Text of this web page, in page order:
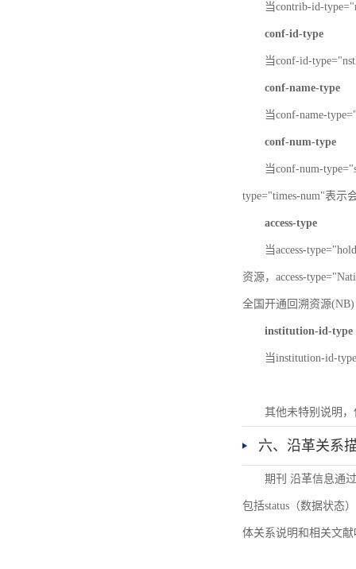
当contrib-id-
conf-id-type
当conf-id-
conf-name-type
当conf-name-
conf-num-type
当conf-num-
type="times-num"表示
access-type
当access-
资源，access-
全国开通回溯资源(NB)
institution-id-type
当institution-id-
其他未特别说明
六、沿革关系
期刊 沿革信息通
包括status（数据状态
体关系说明和相关文